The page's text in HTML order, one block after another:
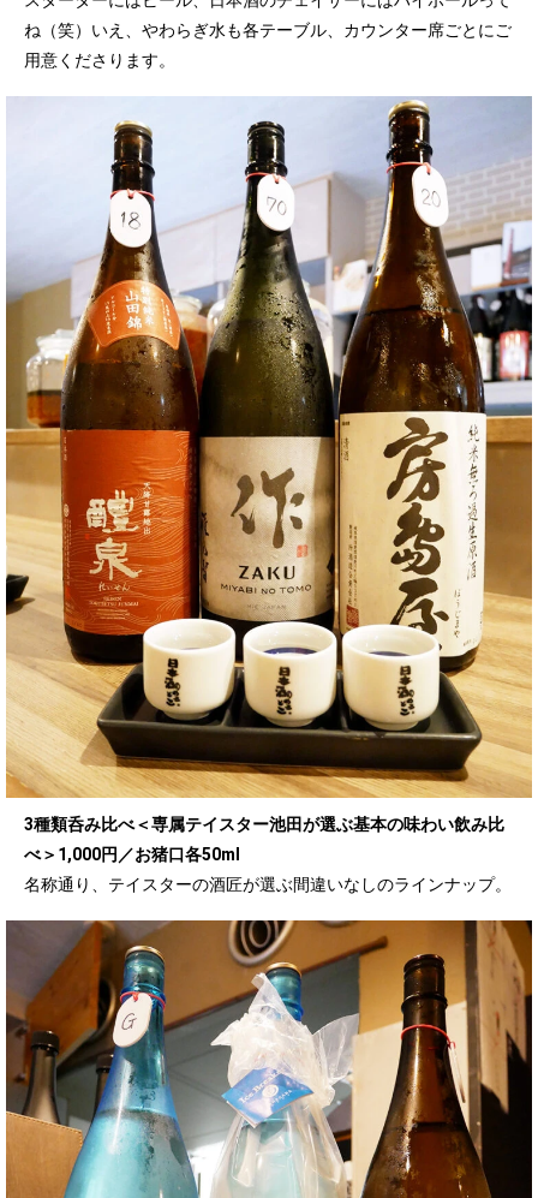
ね（笑）いえ、やわらぎ水も各テーブル、カウンター席ごとにご
用意くださります。
3種類呑み比べ＜専属テイスター池田が選ぶ基本の味わい飲み比
べ＞1,000円／お猪口各50ml
名称通り、テイスターの酒匠が選ぶ間違いなしのラインナップ。